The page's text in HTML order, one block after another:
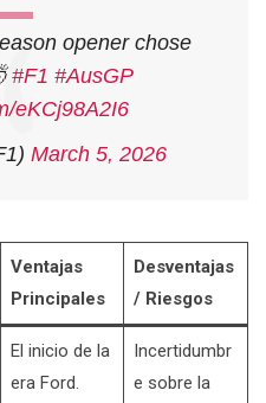
opener chose
#F1 #AusGP
eKCj98A2I6
March 5, 2026
Ventajas
Principales
Desventajas
/ Riesgos
El inicio de la
era Ford.
Incertidumbr
e sobre la